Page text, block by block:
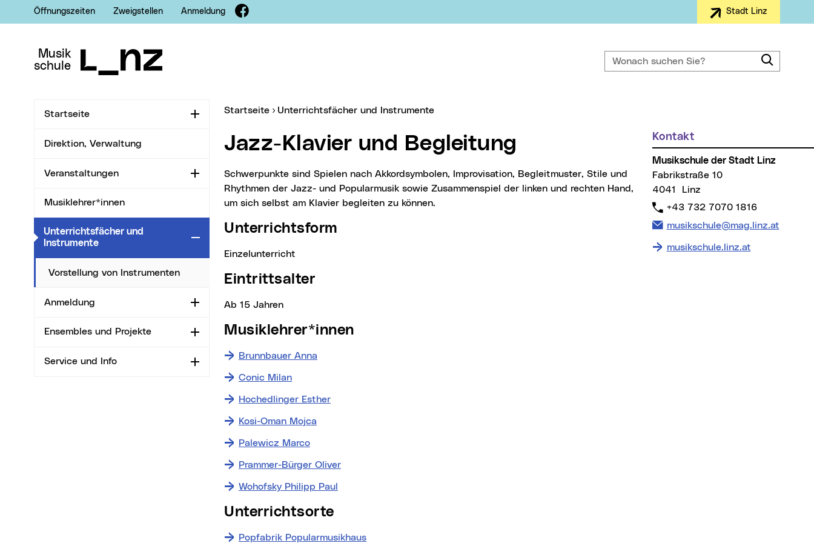
Zur Navigation
Zum Inhalt
Zur Suche
Öffnungszeiten Zweigstellen Anmeldung Facebook Stadt Linz
Musik
schule
Wonach suchen Sie?
Startseite Aufklappen
Direktion, Verwaltung
Veranstaltungen Aufklappen
Musiklehrer*innen
Unterrichtsfächer und
Instrumente(aktueller Menüpunkt)Zuklappen
Vorstellung von Instrumenten
Anmeldung Aufklappen
Ensembles und Projekte Aufklappen
Service und Info Aufklappen
Sie sind hier:
Startseite Unterrichtsfächer und Instrumente
Jazz-Klavier und Begleitung
Schwerpunkte sind Spielen nach Akkordsymbolen, Improvisation, Begleitmuster, Stile und
Rhythmen der Jazz- und Popularmusik sowie Zusammenspiel der linken und rechten Hand,
um sich selbst am Klavier begleiten zu können.
Unterrichtsform
Einzelunterricht
Eintrittsalter
ab 15 Jahren
Musiklehrer*innen
Brunnbauer Anna
Conic Milan
Hochedlinger Esther
Kosi-Oman Mojca
Palewicz Marco
Prammer-Bürger Oliver
Wohofsky Philipp Paul
Unterrichtsorte
Popfabrik Popularmusikhaus
Weitere Informationen
Kontakt
Musikschule der Stadt Linz
Fabrikstraße 10
4041 Linz
Telefon:
+43 732 7070 1816
E-Mail Adresse:
musikschule@mag.linz.at
musikschule.linz.at